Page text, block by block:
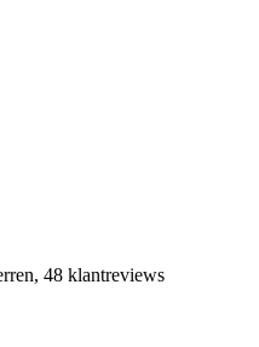
48 klantreviews